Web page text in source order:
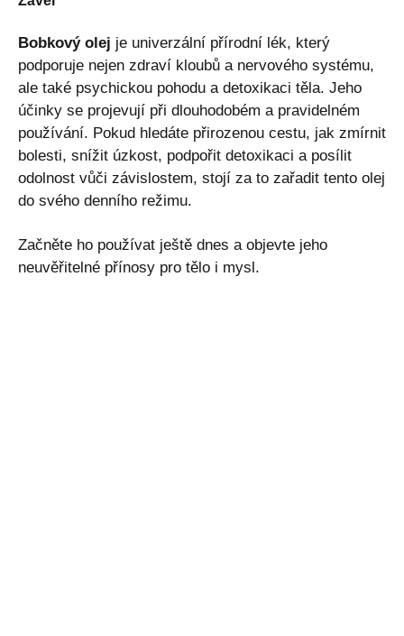
Bobkový olej je univerzální přírodní lék, který
podporuje nejen zdraví kloubů a nervového systému,
ale také psychickou pohodu a detoxikaci těla. Jeho
účinky se projevují při dlouhodobém a pravidelném
používání. Pokud hledáte přirozenou cestu, jak zmírnit
bolesti, snížit úzkost, podpořit detoxikaci a posílit
odolnost vůči závislostem, stojí za to zařadit tento olej
do svého denního režimu.
Začněte ho používat ještě dnes a objevte jeho
neuvěřitelné přínosy pro tělo i mysl.